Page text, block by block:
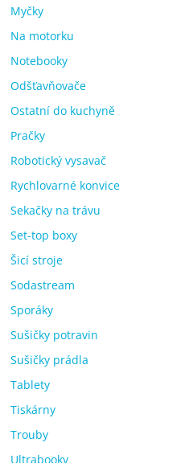
Myčky
Na motorku
Notebooky
Odšťavňovače
Ostatní do kuchyně
Pračky
Robotický vysavač
Rychlovarné konvice
Sekačky na trávu
Set-top boxy
Šicí stroje
Sodastream
Sporáky
Sušičky potravin
Sušičky prádla
Tablety
Tiskárny
Trouby
Ultrabooky